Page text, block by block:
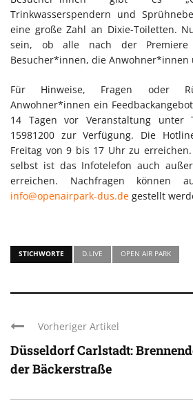
Trinkwasserspendern und
eine große Zahl an Dixie-Toiletten.
sein, ob alle nach der
Besucher*innen, die Anwohner*innen
Für Hinweise, Fragen oder
Anwohner*innen ein
14 Tagen vor Veranstaltung unter
15981200 zur Verfügung. Die
Freitag von 9 bis 17 Uhr zu
selbst ist das Infotelefon auch
erreichen. Nachfragen können
info@openairpark-dus.de gestellt
STICHWORTE D.LIVE OPEN AIR PARK
Vorheriger Artikel
Düsseldorf Carlstadt:
der Bäckerstraße